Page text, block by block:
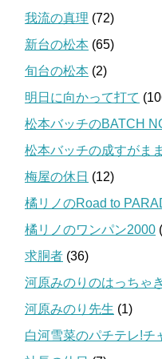
我流の真理 (72)
新台の松本 (65)
旬台の松本 (2)
明日に向かって打て
松本バッチのBATCH
松本バッチの成すがま
梅屋の休日 (12)
橘リノのRoad to
橘リノのワンパン2000
求胴者 (36)
河原みのりのはっちゃ
河原みのり先生 (1)
白河雪菜のパチテレ!チ